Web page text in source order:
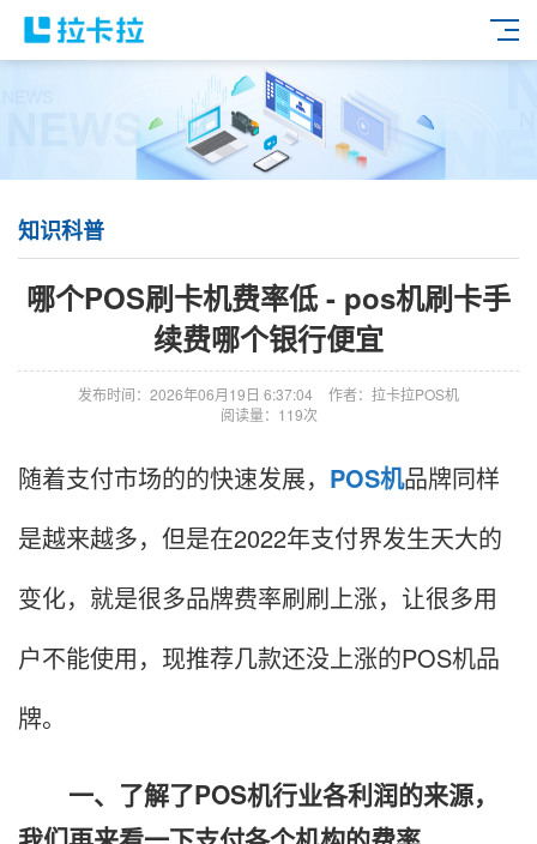
知识科普
哪个POS刷卡机费率低 - pos机刷卡手
续费哪个银行便宜
发布时间：2026年06月19日 6:37:04
作者：拉卡拉POS机
阅读量：119次
随着支付市场的的快速发展， POS机品牌同样
是越来越多，但是在2022年支付界发生天大的
变化，就是很多品牌费率刷刷上涨，让很多用
户不能使用，现推荐几款还没上涨的POS机品
牌。
一、了解了POS机行业各利润的来源，